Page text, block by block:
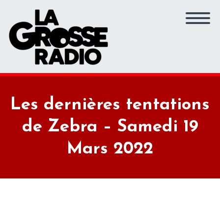
Les dernières tentations
de Zebra – Samedi 19
Mars 2022